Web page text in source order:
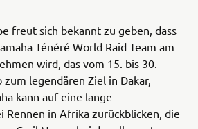
freut sich bekannt zu geben, dass
Ténéré World Raid Team am
wird, das vom 15. bis 30.
legendären Ziel in Dakar,
kann auf eine lange
Rennen in Afrika zurückblicken, die